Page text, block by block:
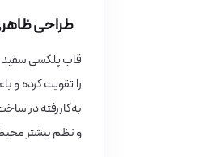
طراحی
قاب پلکسی سفید
را تقویت کرده و
به‌کاررفته در
و نظم بیشتر